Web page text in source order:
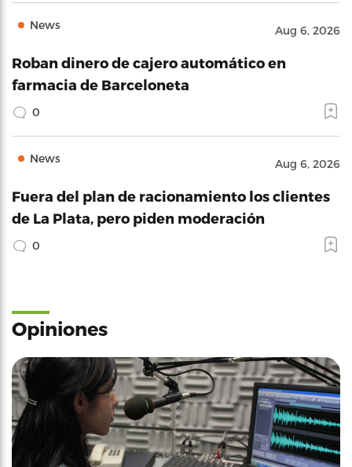
News Aug 6, 2026
Roban dinero de cajero automático en
farmacia de Barceloneta
0
News Aug 6, 2026
Fuera del plan de racionamiento los clientes
de La Plata, pero piden moderación
0
Opiniones